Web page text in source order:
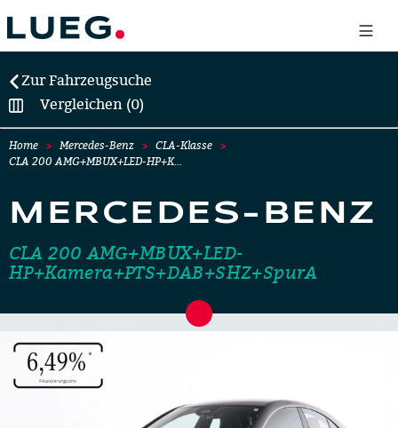
Zur Fahrzeugsuche
Vergleichen (0)
Home Mercedes-Benz
CLA-Klasse
CLA 200 AMG+MBUX+LED-HP+K…
MERCEDES-BENZ
CLA 200 AMG+MBUX+LED-
HP+Kamera+PTS+DAB+SHZ+SpurA